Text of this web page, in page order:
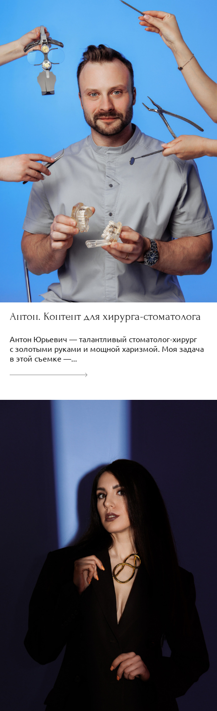
Антон. Контент для хирурга-стоматолога
Антон Юрьевич — талантливый стоматолог-хирург
с золотыми руками и мощной харизмой. Моя задача
в этой съемке —...